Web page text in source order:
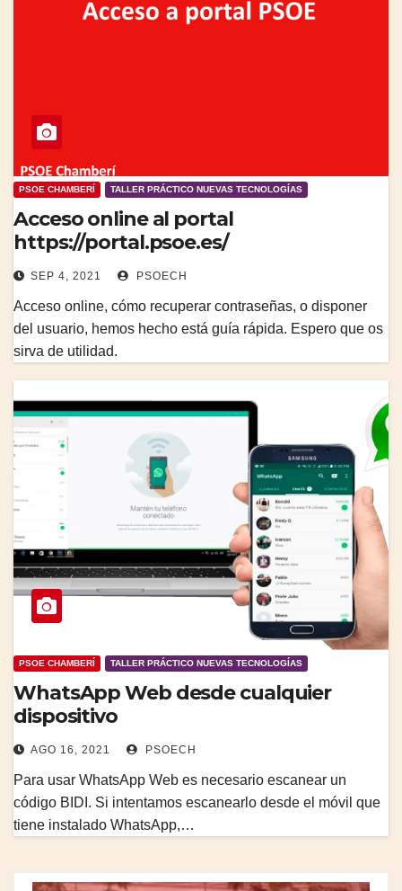
PSOE CHAMBERÍ TALLER PRÁCTICO NUEVAS TECNOLOGÍAS
Acceso online al portal
https://portal.psoe.es/
SEP 4, 2021 PSOECH
Acceso online, cómo recuperar contraseñas, o disponer
del usuario, hemos hecho está guía rápida. Espero que os
sirva de utilidad.
PSOE CHAMBERÍ TALLER PRÁCTICO NUEVAS TECNOLOGÍAS
WhatsApp Web desde cualquier
dispositivo
AGO 16, 2021 PSOECH
Para usar WhatsApp Web es necesario escanear un
código BIDI. Si intentamos escanearlo desde el móvil que
tiene instalado WhatsApp,…